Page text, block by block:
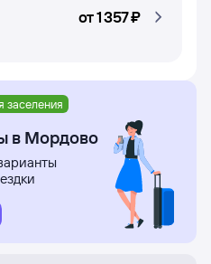
от1 ⁠357 ⁠₽
заселения
в Мордово